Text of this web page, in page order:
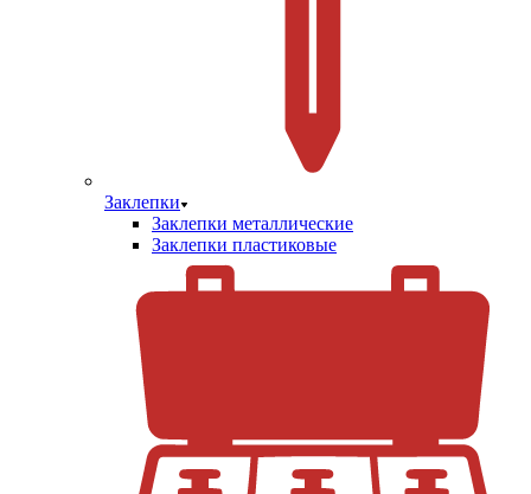
Заклепки
Заклепки металлические
Заклепки пластиковые